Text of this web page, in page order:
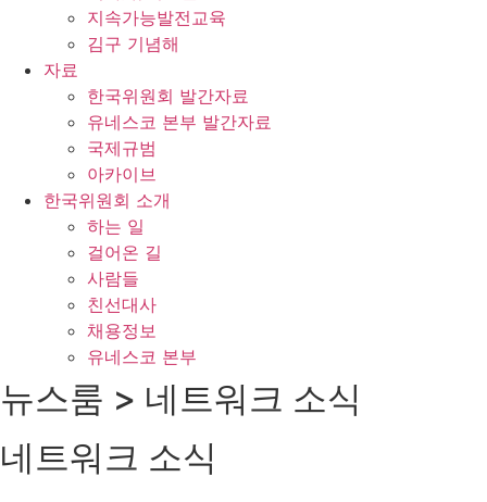
지속가능발전교육
김구 기념해
자료
한국위원회 발간자료
유네스코 본부 발간자료
국제규범
아카이브
한국위원회 소개
하는 일
걸어온 길
사람들
친선대사
채용정보
유네스코 본부
뉴스룸 > 네트워크 소식
네트워크 소식